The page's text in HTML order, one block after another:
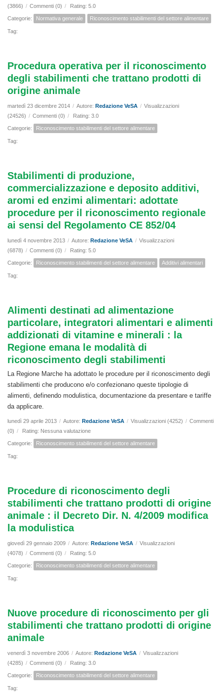
(3866) / Commenti (0) / Rating: 5.0
Categorie: Normativa generale Riconoscimento stabilimenti del settore alimentare
Tag:
Procedura operativa per il riconoscimento
degli stabilimenti che trattano prodotti di
origine animale
martedì 23 dicembre 2014 / Autore: Redazione VeSA / Visualizzazioni
(24526) / Commenti (0) / Rating: 3.0
Categorie: Riconoscimento stabilimenti del settore alimentare
Tag:
Stabilimenti di produzione,
commercializzazione e deposito additivi,
aromi ed enzimi alimentari: adottate
procedure per il riconoscimento regionale
ai sensi del Regolamento CE 852/04
lunedì 4 novembre 2013 / Autore: Redazione VeSA / Visualizzazioni
(6878) / Commenti (0) / Rating: 5.0
Categorie: Riconoscimento stabilimenti del settore alimentare Additivi alimentari
Tag:
Alimenti destinati ad alimentazione
particolare, integratori alimentari e alimenti
addizionati di vitamine e minerali : la
Regione emana le modalità di
riconoscimento degli stabilimenti
La Regione Marche ha adottato le procedure per il riconoscimento degli
stabilimenti che producono e/o confezionano queste tipologie di
alimenti, definendo modulistica, documentazione da presentare e tariffe
da applicare.
lunedì 29 aprile 2013 / Autore: Redazione VeSA / Visualizzazioni (4252) / Commenti
(0) / Rating: Nessuna valutazione
Categorie: Riconoscimento stabilimenti del settore alimentare
Tag:
Procedure di riconoscimento degli
stabilimenti che trattano prodotti di origine
animale : il Decreto Dir. N. 4/2009 modifica
la modulistica
giovedì 29 gennaio 2009 / Autore: Redazione VeSA / Visualizzazioni
(4078) / Commenti (0) / Rating: 5.0
Categorie: Riconoscimento stabilimenti del settore alimentare
Tag:
Nuove procedure di riconoscimento per gli
stabilimenti che trattano prodotti di origine
animale
venerdì 3 novembre 2006 / Autore: Redazione VeSA / Visualizzazioni
(4285) / Commenti (0) / Rating: 3.0
Categorie: Riconoscimento stabilimenti del settore alimentare
Tag: